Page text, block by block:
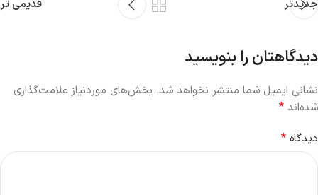
جدیدتر قدیمی تر
دیدگاهتان را بنویسید
نشانی ایمیل شما منتشر نخواهد شد. بخش‌های موردنیاز علامت‌گذاری
شده‌اند *
دیدگاه *